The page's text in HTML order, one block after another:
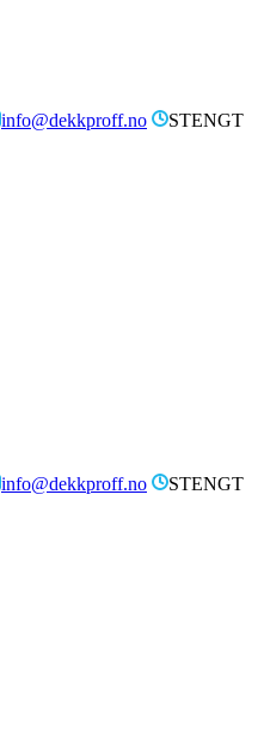
info@dekkproff.no
STENGT
info@dekkproff.no
STENGT